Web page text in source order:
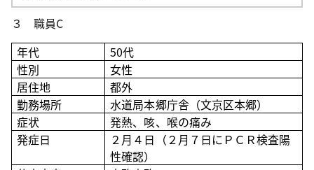
３ 職員C
年代
50代
性別
女性
居住地
都外
勤務場所
水道局本郷庁舎（文京区本郷）
症状
発熱、咳、喉の痛み
発症日
２月４日（２月７日にＰＣＲ検査陽
性確認）